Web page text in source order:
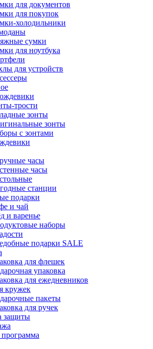
для документов
для покупок
холодильники
сумки
для ноутбука
для устройств
трости
зонты
зонты
с зонтами
часы
часы
станции
подарки
и чай
и варенье
наборы
подарки SALE
для флешек
упаковка
для ежедневников
кружек
пакеты
для ручек
защиты
программа